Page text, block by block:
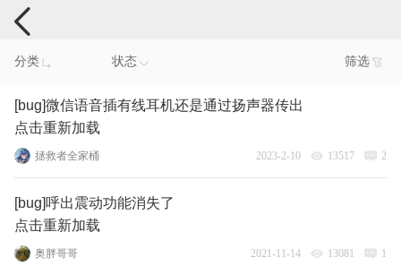
手机反馈
分类 状态 筛选
[bug]微信语音插有线耳机还是通过扬声器传出
点击重新加载
拯救者全家桶 2023-2-10 13517 2
[bug]呼出震动功能消失了
点击重新加载
奥胖哥哥 2021-11-14 13081 1